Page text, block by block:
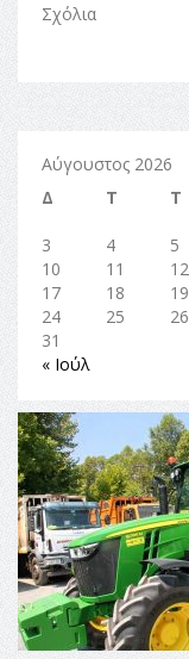
Σχόλια
Αύγουστος 2026
Δ
Τ Τ
3
4 5
10
11 12
17
18 19
24
25 26
31
« Ιούλ